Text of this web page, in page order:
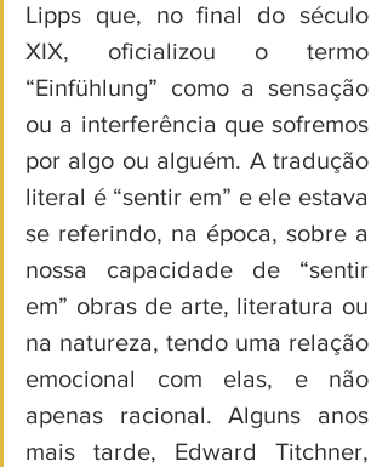
Lipps que, no final do século
XIX, oficializou o termo
“Einfühlung” como a sensação
ou a interferência que sofremos
por algo ou alguém. A tradução
literal é “sentir em” e ele estava
se referindo, na época, sobre a
nossa capacidade de “sentir
em” obras de arte, literatura ou
na natureza, tendo uma relação
emocional com elas, e não
apenas racional. Alguns anos
mais tarde, Edward Titchner,